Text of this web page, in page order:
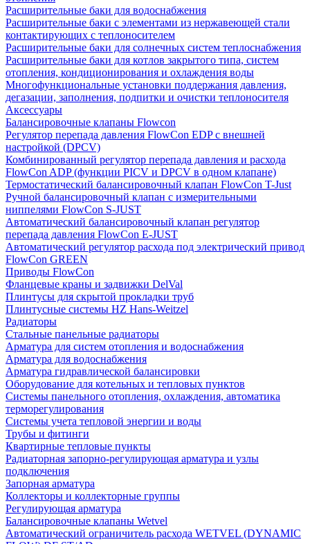
Расширительные баки для водоснабжения
Расширительные баки с элементами из нержавеющей стали
контактирующих с теплоносителем
Расширительные баки для солнечных систем теплоснабжения
Расширительные баки для котлов закрытого типа, систем
отопления, кондиционирования и охлаждения воды
Многофункциональные установки поддержания давления,
дегазации, заполнения, подпитки и очистки теплоносителя
Аксессуары
Балансировочные клапаны Flowcon
Регулятор перепада давления FlowСon EDP с внешней
настройкой (DPCV)
Комбинированный регулятор перепада давления и расхода
FlowСon ADP (функции PICV и DPCV в одном клапане)
Термостатический балансировочный клапан FlowСon T-Just
Ручной балансировочный клапан с измерительными
ниппелями FlowСon S-JUST
Автоматический балансировочный клапан регулятор
перепада давления FlowСon E-JUST
Автоматический регулятор расхода под электрический привод
FlowСon GREEN
Приводы FlowCon
Фланцевые краны и задвижки DelVal
Плинтусы для скрытой прокладки труб
Плинтусные системы HZ Hans-Weitzel
Радиаторы
Стальные панельные радиаторы
Арматура для систем отопления и водоснабжения
Арматура для водоснабжения
Арматура гидравлической балансировки
Оборудование для котельных и тепловых пунктов
Системы панельного отопления, охлаждения, автоматика
терморегулирования
Системы учета тепловой энергии и воды
Трубы и фитинги
Квартирные тепловые пункты
Радиаторная запорно-регулирующая арматура и узлы
подключения
Запорная арматура
Коллекторы и коллекторные группы
Регулирующая арматура
Балансировочные клапаны Wetvel
Автоматический ограничитель расхода WETVEL (DYNAMIC